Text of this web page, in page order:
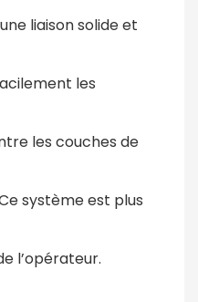
liaison solide et
les
les couches de
système est plus
l’opérateur.